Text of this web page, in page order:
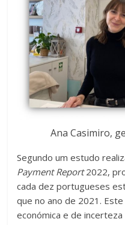
Ana Casimiro,
Segundo um estudo
Payment Report2022,
cada dez portugueses
que no ano de 2021.
económica e de